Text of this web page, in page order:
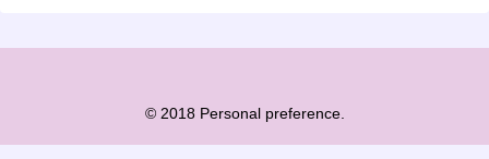
© 2018 Personal preference.